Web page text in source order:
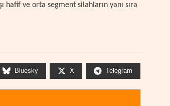
hafif ve orta segment silahların yanı sıra
Bluesky X Telegram